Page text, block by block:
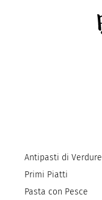
Antipasti di Verdure
Primi Piatti
Pasta con Pesce